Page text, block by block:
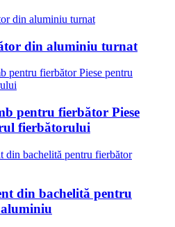
din aluminiu turnat
pentru fierbător Piese
fierbătorului
din bachelită pentru